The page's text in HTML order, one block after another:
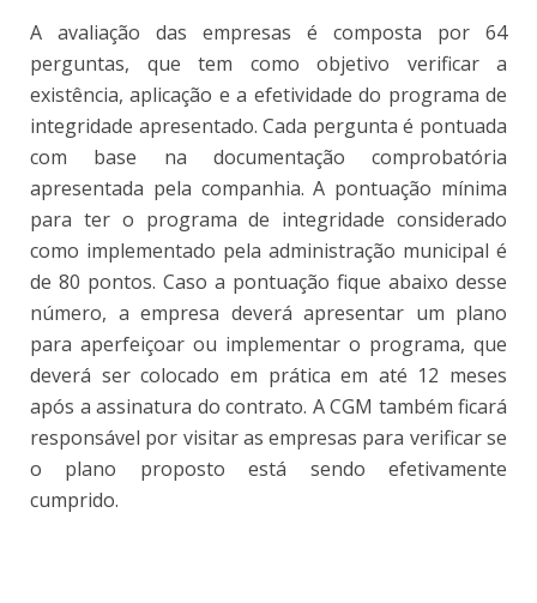
A avaliação das empresas é composta por 64
perguntas, que tem como objetivo verificar a
existência, aplicação e a efetividade do programa de
integridade apresentado. Cada pergunta é pontuada
com base na documentação comprobatória
apresentada pela companhia. A pontuação mínima
para ter o programa de integridade considerado
como implementado pela administração municipal é
de 80 pontos. Caso a pontuação fique abaixo desse
número, a empresa deverá apresentar um plano
para aperfeiçoar ou implementar o programa, que
deverá ser colocado em prática em até 12 meses
após a assinatura do contrato. A CGM também ficará
responsável por visitar as empresas para verificar se
o plano proposto está sendo efetivamente
cumprido.